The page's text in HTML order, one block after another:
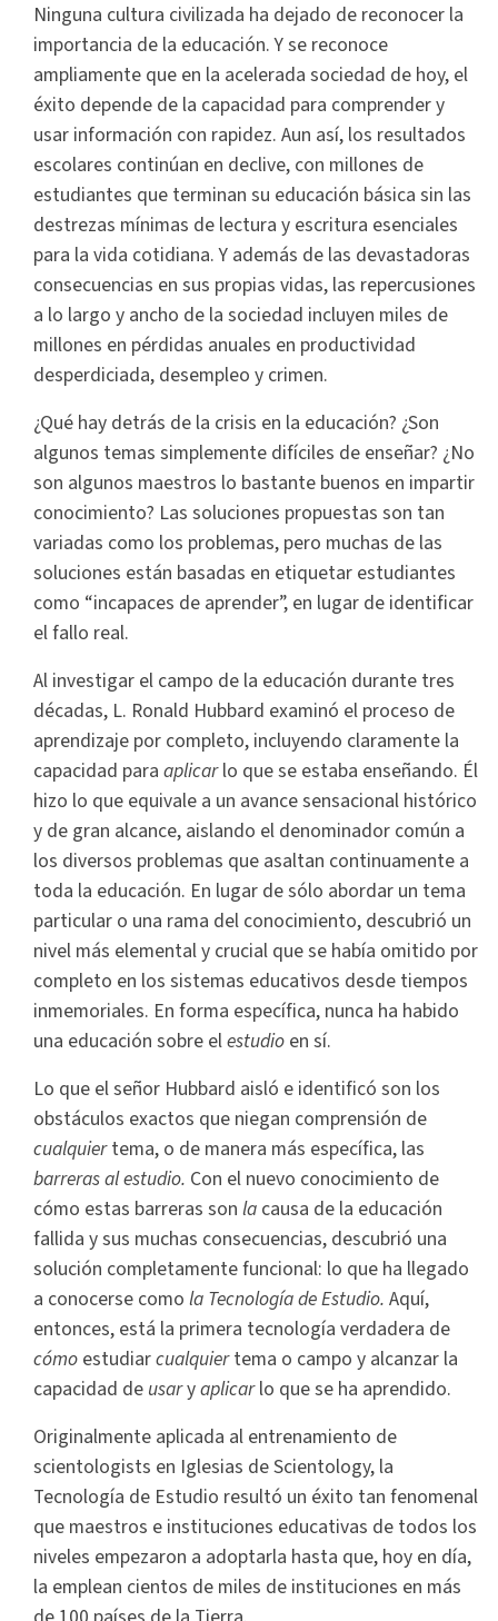
Ninguna cultura civilizada ha dejado de reconocer la
importancia de la educación. Y se reconoce
ampliamente que en la acelerada sociedad de hoy, el
éxito depende de la capacidad para comprender y
usar información con rapidez. Aun así, los resultados
escolares continúan en declive, con millones de
estudiantes que terminan su educación básica sin las
destrezas mínimas de lectura y escritura esenciales
para la vida cotidiana. Y además de las devastadoras
consecuencias en sus propias vidas, las repercusiones
a lo largo y ancho de la sociedad incluyen miles de
millones en pérdidas anuales en productividad
desperdiciada, desempleo y crimen.
¿Qué hay detrás de la crisis en la educación? ¿Son
algunos temas simplemente difíciles de enseñar? ¿No
son algunos maestros lo bastante buenos en impartir
conocimiento? Las soluciones propuestas son tan
variadas como los problemas, pero muchas de las
soluciones están basadas en etiquetar estudiantes
como “incapaces de aprender”, en lugar de identificar
el fallo real.
Al investigar el campo de la educación durante tres
décadas, L. Ronald Hubbard examinó el proceso de
aprendizaje por completo, incluyendo claramente la
capacidad para aplicarlo que se estaba enseñando. Él
hizo lo que equivale a un avance sensacional histórico
y de gran alcance, aislando el denominador común a
los diversos problemas que asaltan continuamente a
toda la educación. En lugar de sólo abordar un tema
particular o una rama del conocimiento, descubrió un
nivel más elemental y crucial que se había omitido por
completo en los sistemas educativos desde tiempos
inmemoriales. En forma específica, nunca ha habido
una educación sobre elestudio en sí.
Lo que el señor Hubbard aisló e identificó son los
obstáculos exactos que niegan comprensión de
cualquiertema, o de manera más específica, las
barreras al estudio. Con el nuevo conocimiento de
cómo estas barreras son la causa de la educación
fallida y sus muchas consecuencias, descubrió una
solución completamente funcional: lo que ha llegado
a conocerse como la Tecnología de Estudio. Aquí,
entonces, está la primera tecnología verdadera de
cómo estudiarcualquiertema o campo y alcanzar la
capacidad de usaryaplicarlo que se ha aprendido.
Originalmente aplicada al entrenamiento de
scientologists en Iglesias de Scientology, la
Tecnología de Estudio resultó un éxito tan fenomenal
que maestros e instituciones educativas de todos los
niveles empezaron a adoptarla hasta que, hoy en día,
la emplean cientos de miles de instituciones en más